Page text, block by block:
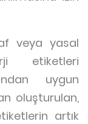
veya yasal
etiketleri
uygun
oluşturulan,
artık